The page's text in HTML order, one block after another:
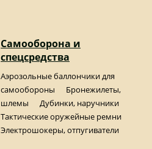
Самооборона и
спецсредства
Аэрозольные баллончики для
самообороны
Бронежилеты,
шлемы
Дубинки, наручники
Тактические оружейные ремни
Электрошокеры, отпугиватели